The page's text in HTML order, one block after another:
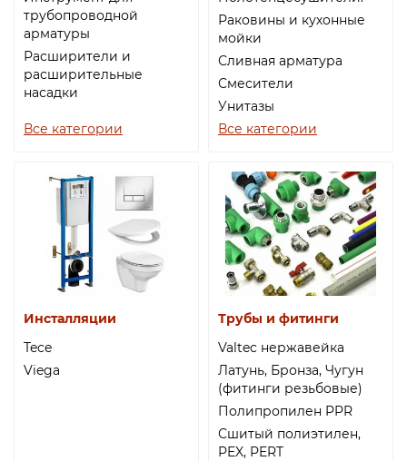
Термостаты капиллярные
Термостаты накладные
Термостаты погружные
трубопроводной
арматуры
Расширители и
расширительные
насадки
Все категории
Раковины и кухонные
мойки
Сливная арматура
Смесители
Унитазы
Все категории
Инсталляции
Tece
Viega
Трубы и фитинги
Valtec нержавейка
Латунь, Бронза, Чугун
(фитинги резьбовые)
Полипропилен PPR
Сшитый полиэтилен,
PEX, PERT